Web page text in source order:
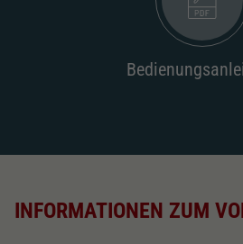
INFORMATIONEN ZUM